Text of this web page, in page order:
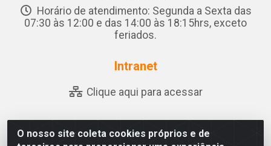
O nosso site coleta cookies próprios e de
Horário de atendimento: Segunda a Sexta das
07:30 às 12:00 e das 14:00 às 18:15hrs, exceto
feriados.
Intranet
Clique aqui para acessar
Abreu & Silva - Rua Padre Jose de Souza Leite, 265 -